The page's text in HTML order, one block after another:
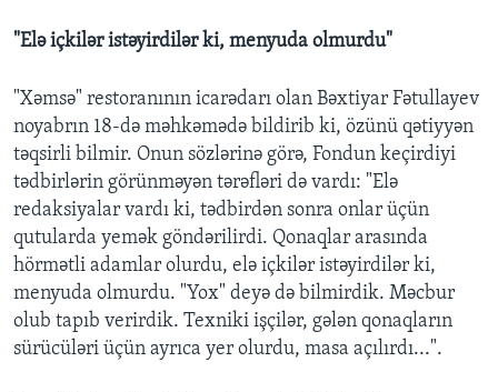
"Elə içkilər istəyirdilər ki, menyuda olmurdu"
"Xəmsə" restoranının icarədarı olan Bəxtiyar Fətullayev
noyabrın 18-də məhkəmədə bildirib ki, özünü qətiyyən
təqsirli bilmir. Onun sözlərinə görə, Fondun keçirdiyi
tədbirlərin görünməyən tərəfləri də vardı: "Elə
redaksiyalar vardı ki, tədbirdən sonra onlar üçün
qutularda yemək göndərilirdi. Qonaqlar arasında
hörmətli adamlar olurdu, elə içkilər istəyirdilər ki,
menyuda olmurdu. "Yox" deyə də bilmirdik. Məcbur
olub tapıb verirdik. Texniki işçilər, gələn qonaqların
sürücüləri üçün ayrıca yer olurdu, masa açılırdı...".